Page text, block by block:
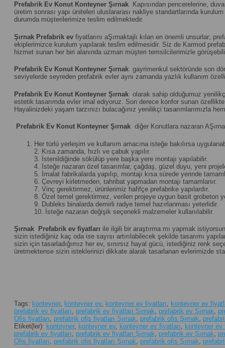
Prefabrik Ev Konut Konteyner Şırnak Kapısından pencerelerine,
üretim sonrası yapı üniteleri uluslararası nakliye standartlarında
durumda müşterilerimize teslim edilmektedir.
Şırnak Prefabrik ev fiyatlarını aŞırnaktajlı kılan en önemli unsurlar;
ekiplerimizce kurulum yapılarak teslim edilmesidir. Siz de Karmod
hizmet sunan her biri alanında uzman müşteri temsilcilerimizle
Prefabrik Ev Konut Konteyner Şırnak gayrimenkul sektöründe son
seviyelerde seyreden prefabrik evler aynı zamanda yazlık kullanım
Prefabrik Ev Konut Konteyner Şırnak olarak sahip olduğumuz
estetik tasarımda evler imal ediyoruz. Son derece konfor sunan
Hayalinizdeki yaşam tarzınızı bulacağınız yenilikçi tasarımlarımızla
Prefabrik Ev Konut Konteyner Şırnak diğer Konutlara nazaran
Her türlü yerleşim ve kullanım amacına isteğe bakılırsa
2. Kısa zamanda, hızlı ve çabuk yapılır.
3. İstenildiğinde sökülüp yere başka yere montajı yapılabilir.
4. İsteğe nazaran özel tasarımlar, çağdaş, güzel duyu, yeni
5. İmalat fabrikalarda yapılıp, montajı kısa sürede yerinde
6. Çevreyi kirletmeden, tahribat yapmadan montajı tamamlanır.
7. Vinç gerektirmez, ürünlerimiz hafifçe prefabrike yapılardır.
8. Özel temel gerektirmez, verilen projeye uygun basit grobeton
9. Dubleks binalarda demirli radye temel hazırlanması yeterlidir.
10. İsteğe nazaran değişik seçenekli malzemeler kullanılabilir.
Şırnak Prefabrik ev fiyatları ile ilgili bir araştırma mı yapmak
sizin istediğiniz kaç oda ise sayısı artırılabilecek şekilde tasarımı
sizin için tasarladığımız her ev, sınırsız hayal gücü, istediğiniz renk
üretmektense sizin isteklerinizi dikkate alarak tasarlanan evlerimizde
Tags: konteyner, konteyner ev, konteyner ev fiyatları
konteyner ev
prefabrik ev fiyatları
prefabrik ev fiyatları Şırnak prefabrik ev Şırnak
Ofis fiyatları
prefabrik ofis fiyatları Şırnak prefabrik ofis Şırnak
Etiket(ler): konteyner, konteyner ev, konteyner ev fiyatları
konteyner ev
prefabrik ev fiyatları
prefabrik ev fiyatları Şırnak prefabrik ev Şırnak
Ofis fiyatları
prefabrik ofis fiyatları Şırnak prefabrik ofis Şırnak